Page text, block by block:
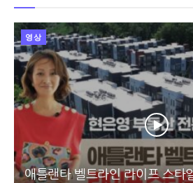
영상
애틀랜타 벨트라인 라이프 스타